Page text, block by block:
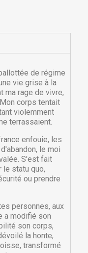
de régime
vie grise à la
ma rage de vivre,
corps tentait
violemment
terrassaient.
enfouie, les
le moi
S'est fait
le statu quo,
ou prendre
personnes, aux
a modifié son
son corps,
la honte,
transformé